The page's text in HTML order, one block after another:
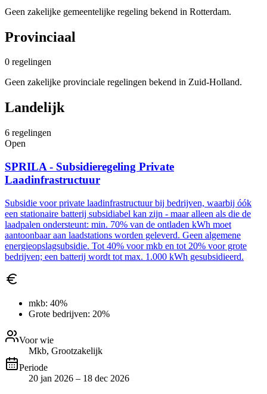
Geen zakelijke gemeentelijke regeling bekend in Rotterdam.
Provinciaal
0 regelingen
Geen zakelijke provinciale regelingen bekend in Zuid-Holland.
Landelijk
6 regelingen
Open
SPRILA - Subsidieregeling Private
Laadinfrastructuur
Subsidie voor private laadinfrastructuur bij bedrijven, waarbij óók
een stationaire batterij subsidiabel kan zijn - maar alleen als die de
laadpalen ondersteunt: min. 70% van de ontladen kWh moet
aantoonbaar aan laadstations worden geleverd. Geen algemene
energieopslagsubsidie. Tot 40% voor mkb en tot 20% voor grote
bedrijven; een batterij wordt tot max. 1.000 kWh gesubsidieerd.
mkb: 40%
Grote bedrijven: 20%
Voor wie
Mkb, Grootzakelijk
Periode
20 jan 2026 – 18 dec 2026